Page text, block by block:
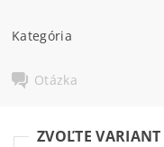
Kategória
Otázka
ZVOĽTE VARIANT